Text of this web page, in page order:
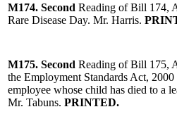
M174. Second Reading of Bill 174,
Rare Disease Day. Mr. Harris.
M175. Second Reading of Bill 175,
the Employment Standards Act, 2000
employee whose child has died to a
Mr. Tabuns. PRINTED.